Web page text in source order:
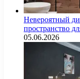
Невероятный
пространство
05.06.2026